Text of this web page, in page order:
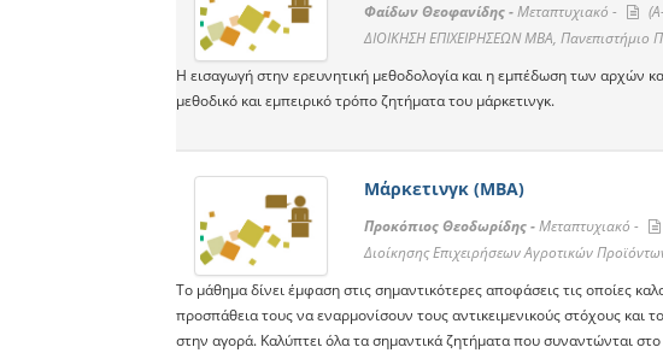
Φαίδων Θεοφανίδης -Μεταπτυχιακό -
ΔΙΟΙΚΗΣΗ ΕΠΙΧΕΙΡΗΣΕΩΝ ΜΒΑ, Πανεπιστήμιο
Η εισαγωγή στην ερευνητική μεθοδολογία και η εμπέδωση των αρχών
μεθοδικό και εμπειρικό τρόπο ζητήματα του μάρκετινγκ.
Μάρκετινγκ (ΜΒΑ)
Προκόπιος Θεοδωρίδης -Μεταπτυχιακό -
Διοίκησης Επιχειρήσεων Αγροτικών
Το μάθημα δίνει έμφαση στις σημαντικότερες αποφάσεις τις οποίες
προσπάθεια τους να εναρμονίσουν τους αντικειμενικούς στόχους και
στην αγορά. Καλύπτει όλα τα σημαντικά ζητήματα που συναντώνται